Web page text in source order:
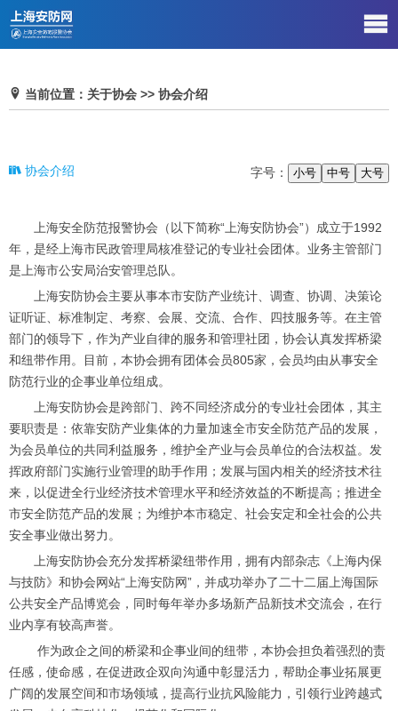
当前位置：关于协会 >> 协会介绍
协会介绍 字号： 小号 中号 大号
上海安全防范报警协会（以下简称“上海安防协会”）成立于1992
年，是经上海市民政管理局核准登记的专业社会团体。业务主管部门
是上海市公安局治安管理总队。
上海安防协会主要从事本市安防产业统计、调查、协调、决策论
证听证、标准制定、考察、会展、交流、合作、四技服务等。在主管
部门的领导下，作为产业自律的服务和管理社团，协会认真发挥桥梁
和纽带作用。目前，本协会拥有团体会员805家，会员均由从事安全
防范行业的企事业单位组成。
上海安防协会是跨部门、跨不同经济成分的专业社会团体，其主
要职责是：依靠安防产业集体的力量加速全市安全防范产品的发展，
为会员单位的共同利益服务，维护全产业与会员单位的合法权益。发
挥政府部门实施行业管理的助手作用；发展与国内相关的经济技术往
来，以促进全行业经济技术管理水平和经济效益的不断提高；推进全
市安全防范产品的发展；为维护本市稳定、社会安定和全社会的公共
安全事业做出努力。
上海安防协会充分发挥桥梁纽带作用，拥有内部杂志《上海内保
与技防》和协会网站“上海安防网”，并成功举办了二十二届上海国际
公共安全产品博览会，同时每年举办多场新产品新技术交流会，在行
业内享有较高声誉。
作为政企之间的桥梁和企事业间的纽带，本协会担负着强烈的责
任感，使命感，在促进政企双向沟通中彰显活力，帮助企事业拓展更
广阔的发展空间和市场领域，提高行业抗风险能力，引领行业跨越式